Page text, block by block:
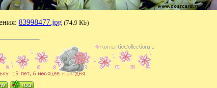
83998477.jpg (74.9 Kb)